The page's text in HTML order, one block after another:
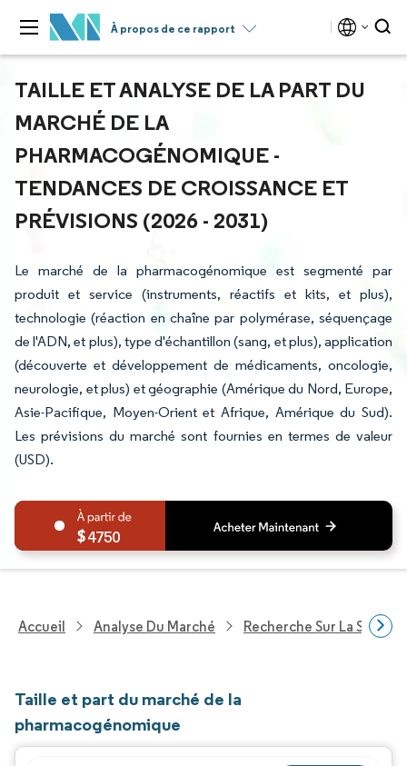
À propos de ce rapport
TAILLE ET ANALYSE DE LA PART DU
MARCHÉ DE LA
PHARMACOGÉNOMIQUE -
TENDANCES DE CROISSANCE ET
PRÉVISIONS (2026 - 2031)
Le marché de la pharmacogénomique est segmenté par
produit et service (instruments, réactifs et kits, et plus),
technologie (réaction en chaîne par polymérase, séquençage
de l'ADN, et plus), type d'échantillon (sang, et plus), application
(découverte et développement de médicaments, oncologie,
neurologie, et plus) et géographie (Amérique du Nord, Europe,
Asie-Pacifique, Moyen-Orient et Afrique, Amérique du Sud).
Les prévisions du marché sont fournies en termes de valeur
(USD).
4750
Accueil Analyse Du Marché Recherche Sur La Santé
Taille et part du marché de la
pharmacogénomique